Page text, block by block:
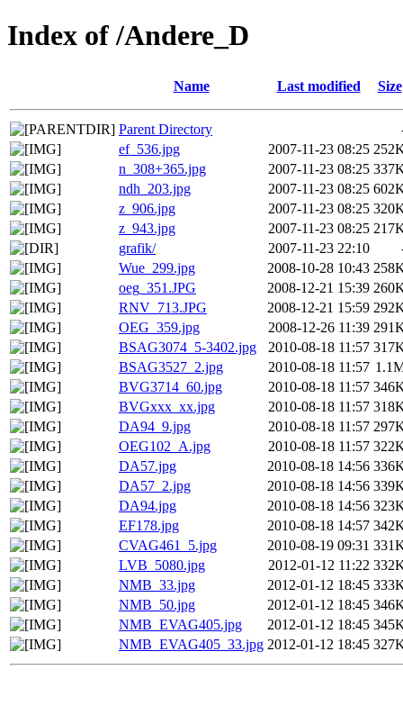
Index of /Andere_D
Name Last modified Size
Parent Directory
ef_536.jpg
2007-11-23 08:25
n_308+365.jpg
2007-11-23 08:25
ndh_203.jpg
2007-11-23 08:25
z_906.jpg
2007-11-23 08:25
z_943.jpg
2007-11-23 08:25
grafik/
2007-11-23 22:10
Wue_299.jpg
2008-10-28 10:43
oeg_351.JPG
2008-12-21 15:39
RNV_713.JPG
2008-12-21 15:59
OEG_359.jpg
2008-12-26 11:39
BSAG3074_5-3402.jpg
2010-08-18 11:57
BSAG3527_2.jpg
2010-08-18 11:57
BVG3714_60.jpg
2010-08-18 11:57
BVGxxx_xx.jpg
2010-08-18 11:57
DA94_9.jpg
2010-08-18 11:57
OEG102_A.jpg
2010-08-18 11:57
DA57.jpg
2010-08-18 14:56
DA57_2.jpg
2010-08-18 14:56
DA94.jpg
2010-08-18 14:56
EF178.jpg
2010-08-18 14:57
CVAG461_5.jpg
2010-08-19 09:31
LVB_5080.jpg
2012-01-12 11:22
NMB_33.jpg
2012-01-12 18:45
NMB_50.jpg
2012-01-12 18:45
NMB_EVAG405.jpg
2012-01-12 18:45
NMB_EVAG405_33.jpg 2012-01-12 18:45